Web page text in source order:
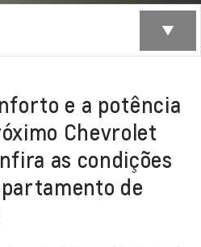
e a potência
Chevrolet
as condições
de